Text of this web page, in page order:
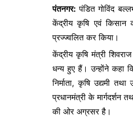
c
e
b
o
o
k
itt
er
at
s
A
p
p
पंतनगर: पंडित गोविंद
केंद्रीय कृषि एवं किसान
प्रज्ज्वलित कर किया।
केंद्रीय कृषि मंत्री
धन्य हुए हैं। उन्होंने कहा
निर्माता, कृषि उद्यमी
प्रधानमंत्री के मार्गदर्शन
की ओर अग्रसर है।